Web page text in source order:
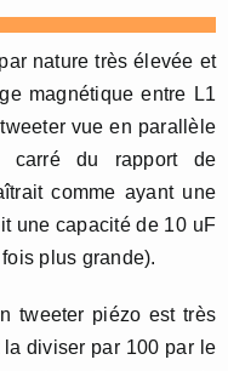
nature très élevée et
magnétique entre L1
vue en parallèle
du rapport de
comme ayant une
une capacité de 10 uF
plus grande).
tweeter piézo est très
diviser par 100 par le